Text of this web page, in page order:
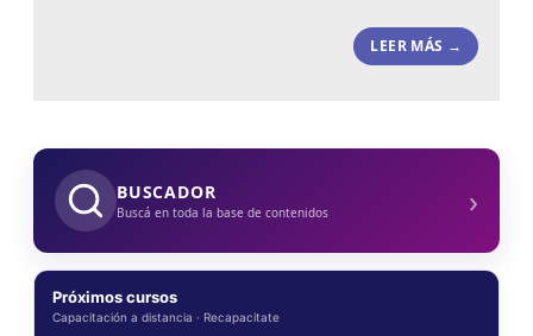
LEER MÁS →
BUSCADOR
Buscá en toda la base de contenidos ›
Próximos cursos
Capacitación a distancia · Recapacitate